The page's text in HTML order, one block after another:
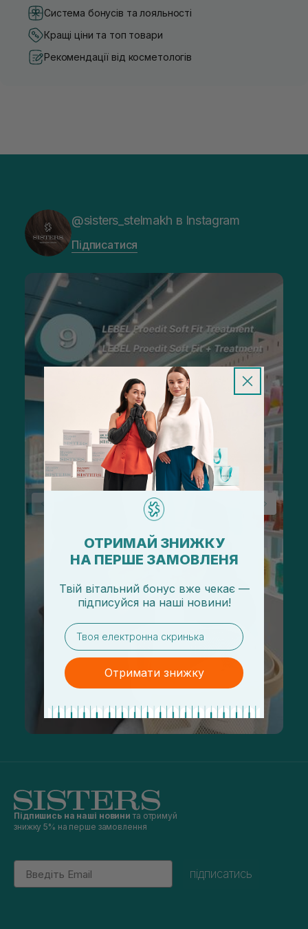
Система бонусів та лояльності
Кращі ціни та топ товари
Рекомендації від косметологів
@sisters_stelmakh в Instagram
Підписатися
Підпишись на наші новини та отримуй
знижку 5% на перше замовлення
Email
підписатись
ОТРИМАЙ ЗНИЖКУ
НА ПЕРШЕ ЗАМОВЛЕНЯ
Твій вітальний бонус вже чекає —
підписуйся на наші новини!
email
Отримати знижку